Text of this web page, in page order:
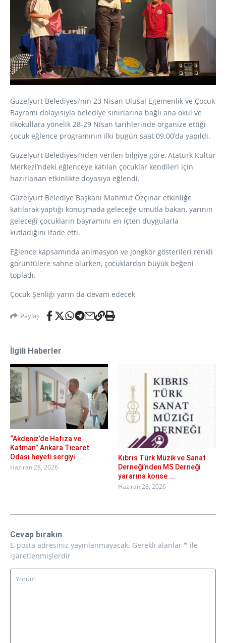
Güzelyurt Belediyesi’nin 23 Nisan Ulusal Egemenlik ve Çocuk
Bayramı dolayısıyla belediye sınırlarına bağlı ana okul ve
ilkokullara yönelik 28-29 Nisan tarihlerinde organize ettiği
çocuk eğlence programının ilki bugün saat 09.00’da yapıldı.
Güzelyurt Belediyesi’nden verilen bilgiye göre, Atatürk Kültür
Merkezi’ndeki eğlenceye katılan çocuklar kendileri için
hazırlanan etkinlikte doyasıya eğlendi.
Güzelyurt Belediye Başkanı Mahmut Özçınar etkinliğe
katılarak yaptığı konuşmada geleceğe umutla bakan, yarının
geleceği çocukların bayramını en içten duygularla
kutladığını ifade etti.
Eğlence kapsamında animasyon ve jongkör gösterileri renkli
görüntülere sahne olurken, çocuklardan büyük beğeni
topladı.
Çocuk Şenliği yarın da devam edecek
Paylaş
İlgili Haberler
“Akdeniz’de Hafıza ve
Katman” Ankara Ticaret
Odası heyeti sergiyi ...
Haziran 28, 2026
Kıbrıs Türk Müzik ve Sanat
Derneği’nden MS Derneği
yararına konse ...
Haziran 28, 2026
Cevap bırakın
E-posta adresiniz yayınlanmayacak. Gerekli alanlar * ile
işaretlenmişlerdir